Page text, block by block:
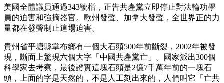
美國全體議員通過343號檔，正告共產黨立即停止對法輪功學
員的迫害和強摘器官。歐州發聲、加拿大發聲，全世界正的力
量都在發聲制止這場迫害。
貴州省平塘縣掌布鄉有一個大石頭500年前斷裂，2002年被發
現，斷面上驚現六個大字「中國共產黨亡」。國家派出300個
科學家去考察，最後證實這塊石頭是2億7千萬年前的一塊石
頭，上面的字是天然的，不是人工刻出來的，人們叫它「亡共